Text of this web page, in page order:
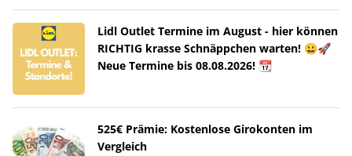
Lidl Outlet Termine im August - hier können
RICHTIG krasse Schnäppchen warten! 😀🚀
Neue Termine bis 08.08.2026! 📆
525€ Prämie: Kostenlose Girokonten im
Vergleich